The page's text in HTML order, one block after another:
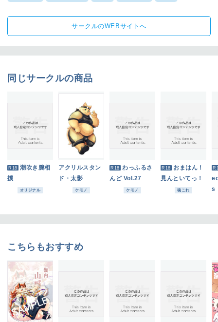
サークルのWEBサイトへ
同じサークルの商品
R18 潮吹き腕相
撲
オリジナル
アクリルスタン
ド・太影
ケモノ
R18 わっふるさ
んど Vol.27
ケモノ
R18 おまはん！
見んといてっ！
魂これ
s
こちらもおすすめ